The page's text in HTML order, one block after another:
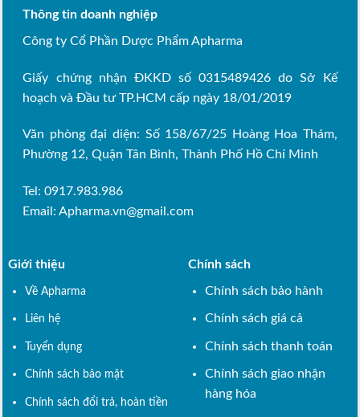
Thông tin doanh nghiệp
Công ty Cổ Phần Dược Phẩm Apharma
Giấy chứng nhận ĐKKD số 0315489426 do Sở Kế
hoạch và Đầu tư TP.HCM cấp ngày 18/01/2019
Văn phòng đại diện: Số 158/67/25 Hoàng Hoa Thám,
Phường 12, Quận Tân Bình, Thành Phố Hồ Chí Minh
Tel: 0917.983.986
Email:Apharma.vn@gmail.com
Giới thiệu
Về Apharma
Liên hệ
Tuyển dụng
Chính sách bảo mật
Chính sách đổi trả, hoàn tiền
Chính sách
Chính sách bảo hành
Chính sách giá cả
Chính sách thanh toán
Chính sách giao nhận
hàng hóa